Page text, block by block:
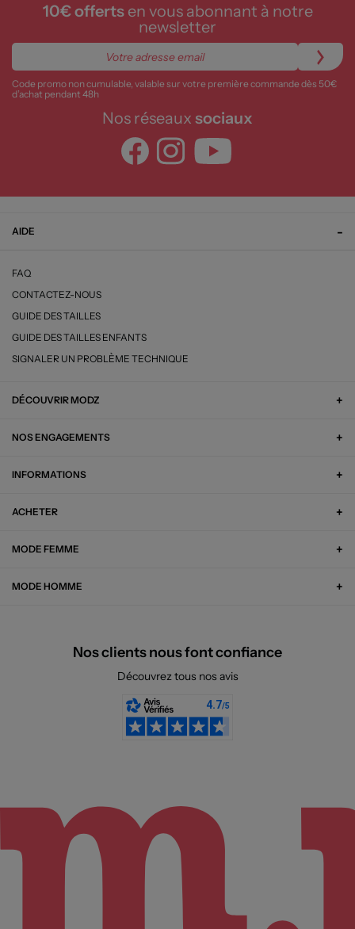
10€ offertsen vous abonnant à notre
newsletter
Code promo non cumulable, valable sur votre première commande dès 50€
d’achat pendant 48h
Nos réseaux sociaux
AIDE
FAQ
CONTACTEZ-NOUS
GUIDE DES TAILLES
GUIDE DES TAILLES ENFANTS
SIGNALER UN PROBLÈME TECHNIQUE
DÉCOUVRIR MODZ
NOS ENGAGEMENTS
INFORMATIONS
ACHETER
MODE FEMME
MODE HOMME
Nos clients nous font confiance
Découvrez tous nos avis